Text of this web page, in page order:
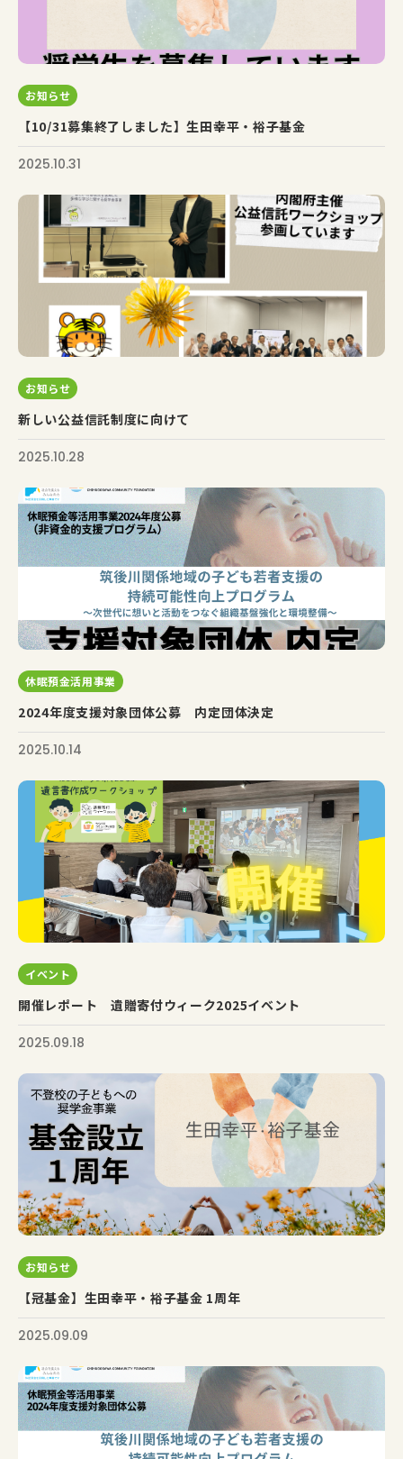
お知らせ
【10/31募集終了しました】生田幸平・裕子基金
2025.10.31
お知らせ
新しい公益信託制度に向けて
2025.10.28
休眠預金活用事業
2024年度支援対象団体公募 内定団体決定
2025.10.14
イベント
開催レポート 遺贈寄付ウィーク2025イベント
2025.09.18
お知らせ
【冠基金】生田幸平・裕子基金 1周年
2025.09.09